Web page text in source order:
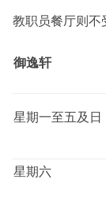
教职员餐厅则不
御逸轩
星期一至五及日
星期六